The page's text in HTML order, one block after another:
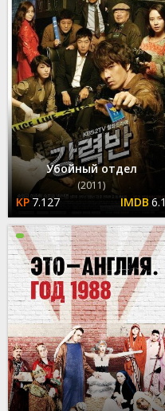
Убойный отдел
(2011)
7.127 6.1